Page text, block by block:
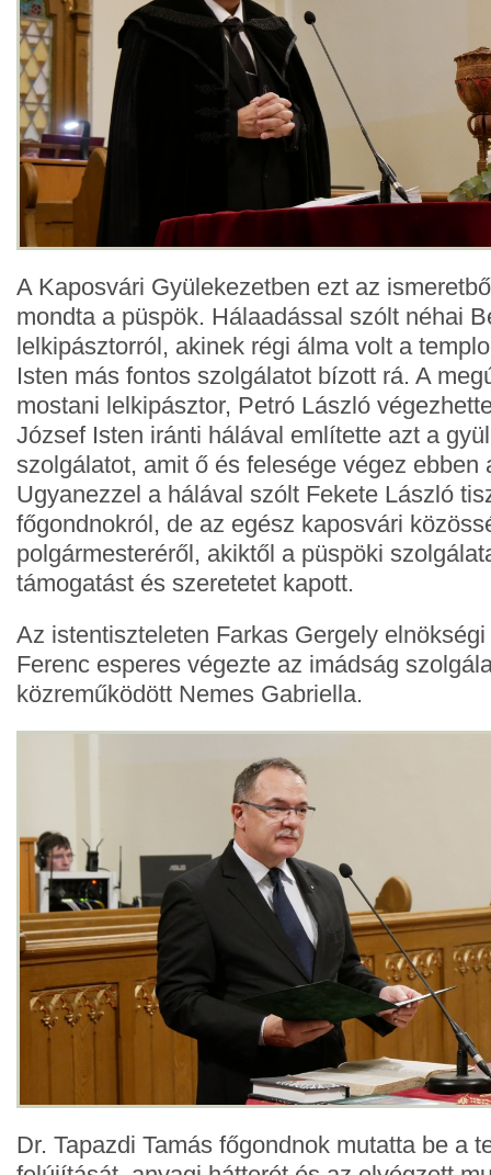
A Kaposvári Gyülekezetben ezt az
mondta a püspök. Hálaadással szólt néhai
lelkipásztorról, akinek régi álma volt a
Isten más fontos szolgálatot bízott rá. A
mostani lelkipásztor, Petró László
József Isten iránti hálával említette azt a
szolgálatot, amit ő és felesége végez ebben
Ugyanezzel a hálával szólt Fekete László
főgondnokról, de az egész kaposvári
polgármesteréről, akiktől a püspöki
támogatást és szeretetet kapott.
Az istentiszteleten Farkas Gergely
Ferenc esperes végezte az imádság
közreműködött Nemes Gabriella.
Dr. Tapazdi Tamás főgondnok mutatta be a